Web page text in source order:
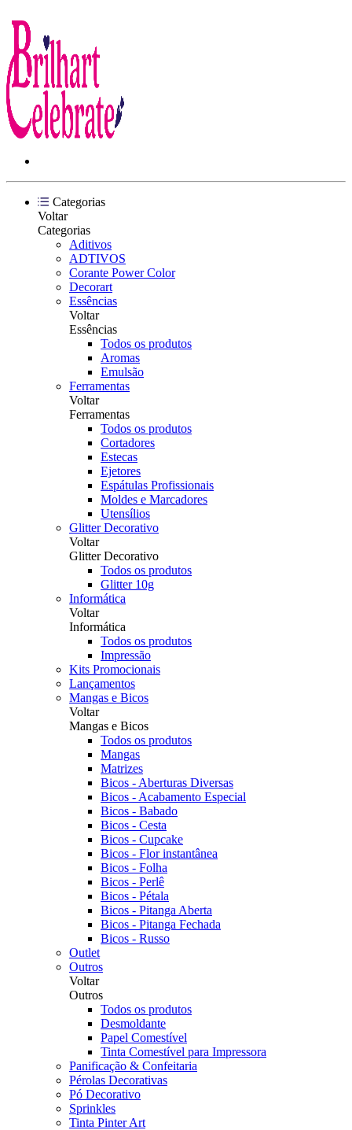
Categorias
Voltar
Categorias
Aditivos
ADTIVOS
Corante Power Color
Decorart
Essências
Voltar
Essências
Todos os produtos
Aromas
Emulsão
Ferramentas
Voltar
Ferramentas
Todos os produtos
Cortadores
Estecas
Ejetores
Espátulas Profissionais
Moldes e Marcadores
Utensílios
Glitter Decorativo
Voltar
Glitter Decorativo
Todos os produtos
Glitter 10g
Informática
Voltar
Informática
Todos os produtos
Impressão
Kits Promocionais
Lançamentos
Mangas e Bicos
Voltar
Mangas e Bicos
Todos os produtos
Mangas
Matrizes
Bicos - Aberturas Diversas
Bicos - Acabamento Especial
Bicos - Babado
Bicos - Cesta
Bicos - Cupcake
Bicos - Flor instantânea
Bicos - Folha
Bicos - Perlê
Bicos - Pétala
Bicos - Pitanga Aberta
Bicos - Pitanga Fechada
Bicos - Russo
Outlet
Outros
Voltar
Outros
Todos os produtos
Desmoldante
Papel Comestível
Tinta Comestível para Impressora
Panificação & Confeitaria
Pérolas Decorativas
Pó Decorativo
Sprinkles
Tinta Pinter Art